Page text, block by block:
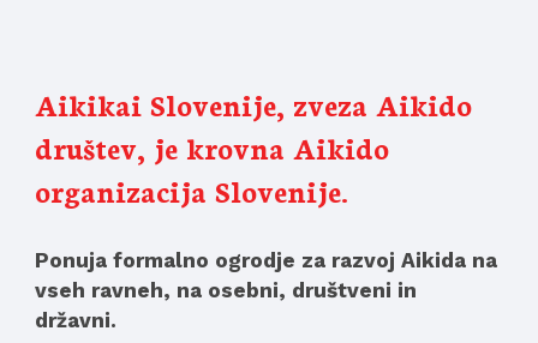
Aikikai Slovenije, zveza Aikido
društev, je krovna Aikido
organizacija Slovenije.
Ponuja formalno ogrodje za razvoj Aikida na
vseh ravneh, na osebni, društveni in
državni.